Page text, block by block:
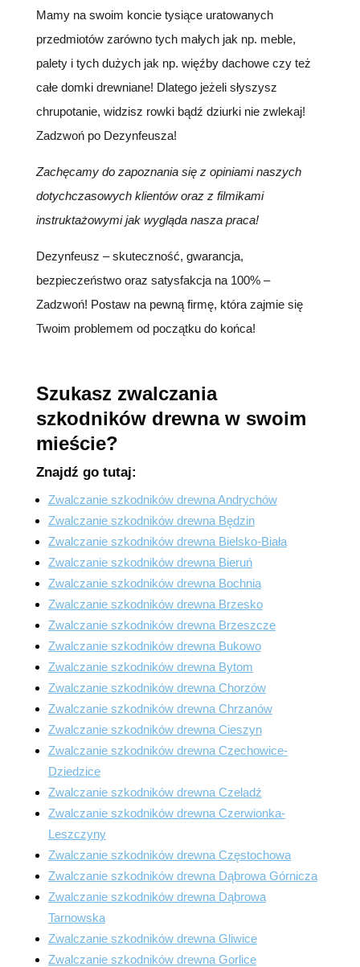
Mamy na swoim koncie tysiące uratowanych
przedmiotów zarówno tych małych jak np. meble,
palety i tych dużych jak np. więźby dachowe czy też
całe domki drewniane! Dlatego jeżeli słyszysz
chrupotanie, widzisz rowki bądź dziurki nie zwlekaj!
Zadzwoń po Dezynfeusza!
Zachęcamy do zapoznania się z opiniami naszych
dotychczasowych klientów oraz z filmikami
instruktażowymi jak wygląda nasza praca!
Dezynfeusz – skuteczność, gwarancja,
bezpieczeństwo oraz satysfakcja na 100% –
Zadzwoń! Postaw na pewną firmę, która zajmie się
Twoim problemem od początku do końca!
Szukasz zwalczania
szkodników drewna w swoim
mieście?
Znajdź go tutaj:
Zwalczanie szkodników drewna Andrychów
Zwalczanie szkodników drewna Będzin
Zwalczanie szkodników drewna Bielsko-Biała
Zwalczanie szkodników drewna Bieruń
Zwalczanie szkodników drewna Bochnia
Zwalczanie szkodników drewna Brzesko
Zwalczanie szkodników drewna Brzeszcze
Zwalczanie szkodników drewna Bukowo
Zwalczanie szkodników drewna Bytom
Zwalczanie szkodników drewna Chorzów
Zwalczanie szkodników drewna Chrzanów
Zwalczanie szkodników drewna Cieszyn
Zwalczanie szkodników drewna Czechowice-
Dziedzice
Zwalczanie szkodników drewna Czeladź
Zwalczanie szkodników drewna Czerwionka-
Leszczyny
Zwalczanie szkodników drewna Częstochowa
Zwalczanie szkodników drewna Dąbrowa Górnicza
Zwalczanie szkodników drewna Dąbrowa
Tarnowska
Zwalczanie szkodników drewna Gliwice
Zwalczanie szkodników drewna Gorlice